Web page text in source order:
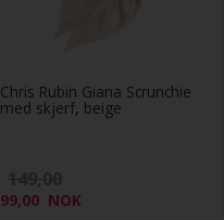
Chris Rubin Giana Scrunchie
med skjerf, beige
99,00 NOK